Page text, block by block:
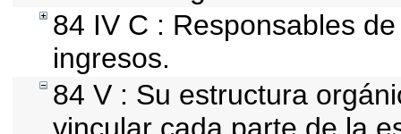
84 IV C : Responsables
ingresos.
84 V : Su estructura